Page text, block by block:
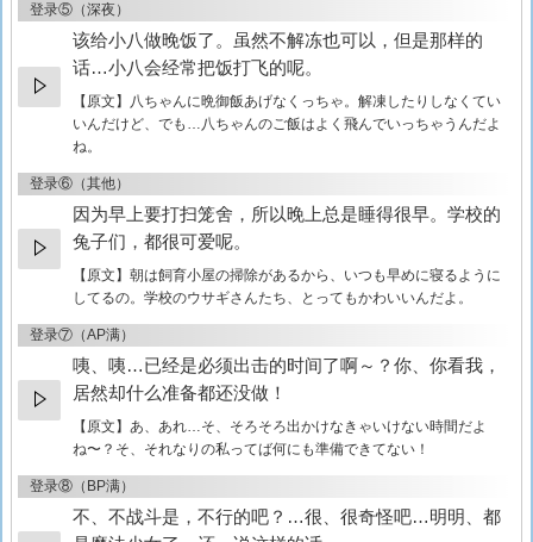
登录⑤（深夜）
该给小八做晚饭了。虽然不解冻也可以，但是那样的
话…小八会经常把饭打飞的呢。
【原文】 八ちゃんに晩御飯あげなくっちゃ。解凍したりしなくてい
いんだけど、でも…八ちゃんのご飯はよく飛んでいっちゃうんだよ
ね。
登录⑥（其他）
因为早上要打扫笼舍，所以晚上总是睡得很早。学校的
兔子们，都很可爱呢。
【原文】 朝は飼育小屋の掃除があるから、いつも早めに寝るように
してるの。学校のウサギさんたち、とってもかわいいんだよ。
登录⑦（AP满）
咦、咦…已经是必须出击的时间了啊～？你、你看我，
居然却什么准备都还没做！
【原文】 あ、あれ…そ、そろそろ出かけなきゃいけない時間だよ
ね〜？そ、それなりの私ってば何にも準備できてない！
登录⑧（BP满）
不、不战斗是，不行的吧？…很、很奇怪吧…明明、都